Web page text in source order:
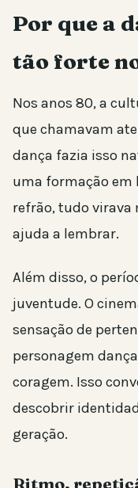
Por que a
tão forte
Nos anos 80, a
que chamavam
dança fazia isso
uma formação em
refrão, tudo virava
ajuda a lembrar.
Além disso, o
juventude. O
sensação de
personagem
coragem. Isso
descobrir
geração.
Ritmo,